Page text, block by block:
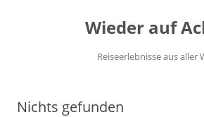
Wieder auf
Reiseerlebnisse aus aller
Nichts gefunden